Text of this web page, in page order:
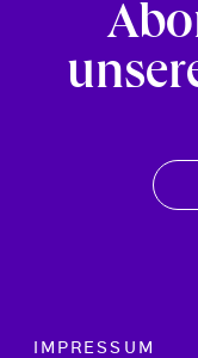
Footer menu
IMPRESSUM